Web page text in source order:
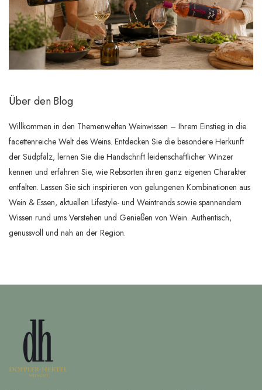
Über den Blog
Willkommen in den Themenwelten Weinwissen – Ihrem Einstieg in die
facettenreiche Welt des Weins. Entdecken Sie die besondere Herkunft
der Südpfalz, lernen Sie die Handschrift leidenschaftlicher Winzer
kennen und erfahren Sie, wie Rebsorten ihren ganz eigenen Charakter
entfalten. Lassen Sie sich inspirieren von gelungenen Kombinationen aus
Wein & Essen, aktuellen Lifestyle- und Weintrends sowie spannendem
Wissen rund ums Verstehen und Genießen von Wein. Authentisch,
genussvoll und nah an der Region.